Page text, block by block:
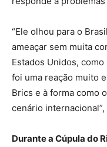
“Ele olhou para o
ameaçar sem muita
Estados Unidos,
foi uma reação muito
Brics e à forma como
cenário
Durante a Cúpula do